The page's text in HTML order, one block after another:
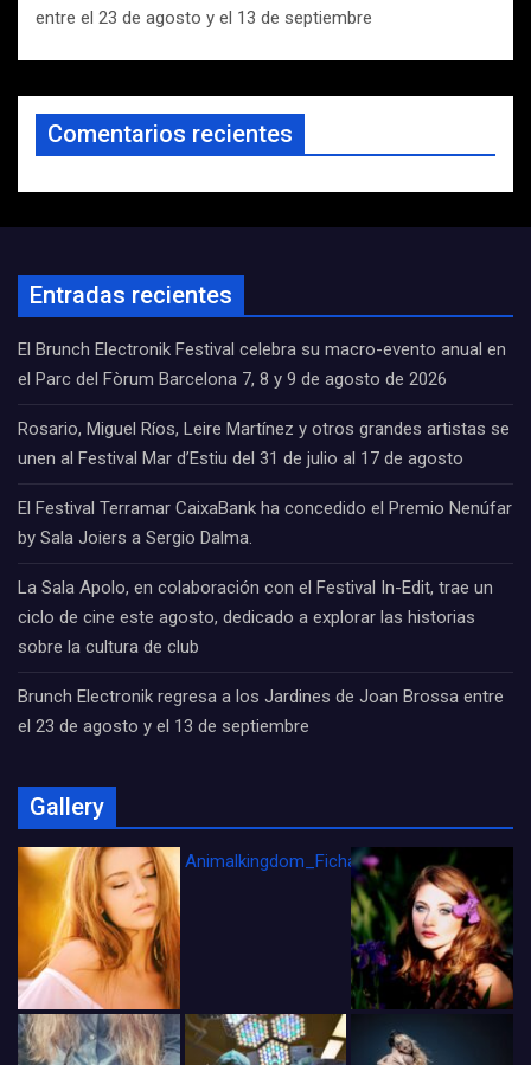
entre el 23 de agosto y el 13 de septiembre
Comentarios recientes
Entradas recientes
El Brunch Electronik Festival celebra su macro-evento anual en
el Parc del Fòrum Barcelona 7, 8 y 9 de agosto de 2026
Rosario, Miguel Ríos, Leire Martínez y otros grandes artistas se
unen al Festival Mar d’Estiu del 31 de julio al 17 de agosto
El Festival Terramar CaixaBank ha concedido el Premio Nenúfar
by Sala Joiers a Sergio Dalma.
La Sala Apolo, en colaboración con el Festival In-Edit, trae un
ciclo de cine este agosto, dedicado a explorar las historias
sobre la cultura de club
Brunch Electronik regresa a los Jardines de Joan Brossa entre
el 23 de agosto y el 13 de septiembre
Gallery
Animalkingdom_FichaCine